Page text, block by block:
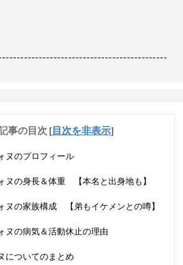
事の目次 [目次を非表示]
ヌのプロフィール
ヌの身長＆体重 【本名と出身地も】
ヌの家族構成 【弟もイケメンとの噂】
ヌの病気＆活動休止の理由
についてのまとめ